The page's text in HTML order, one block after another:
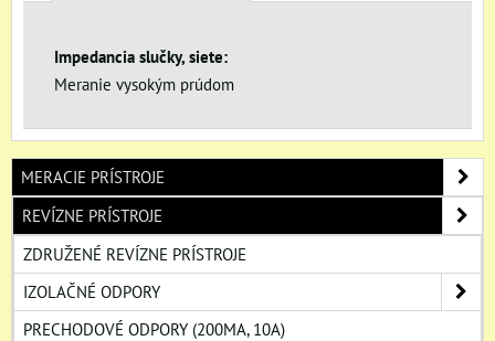
Impedancia slučky, siete:
Meranie vysokým prúdom
MERACIE PRÍSTROJE
REVÍZNE PRÍSTROJE
ZDRUŽENÉ REVÍZNE PRÍSTROJE
IZOLAČNÉ ODPORY
PRECHODOVÉ ODPORY (200MA, 10A)